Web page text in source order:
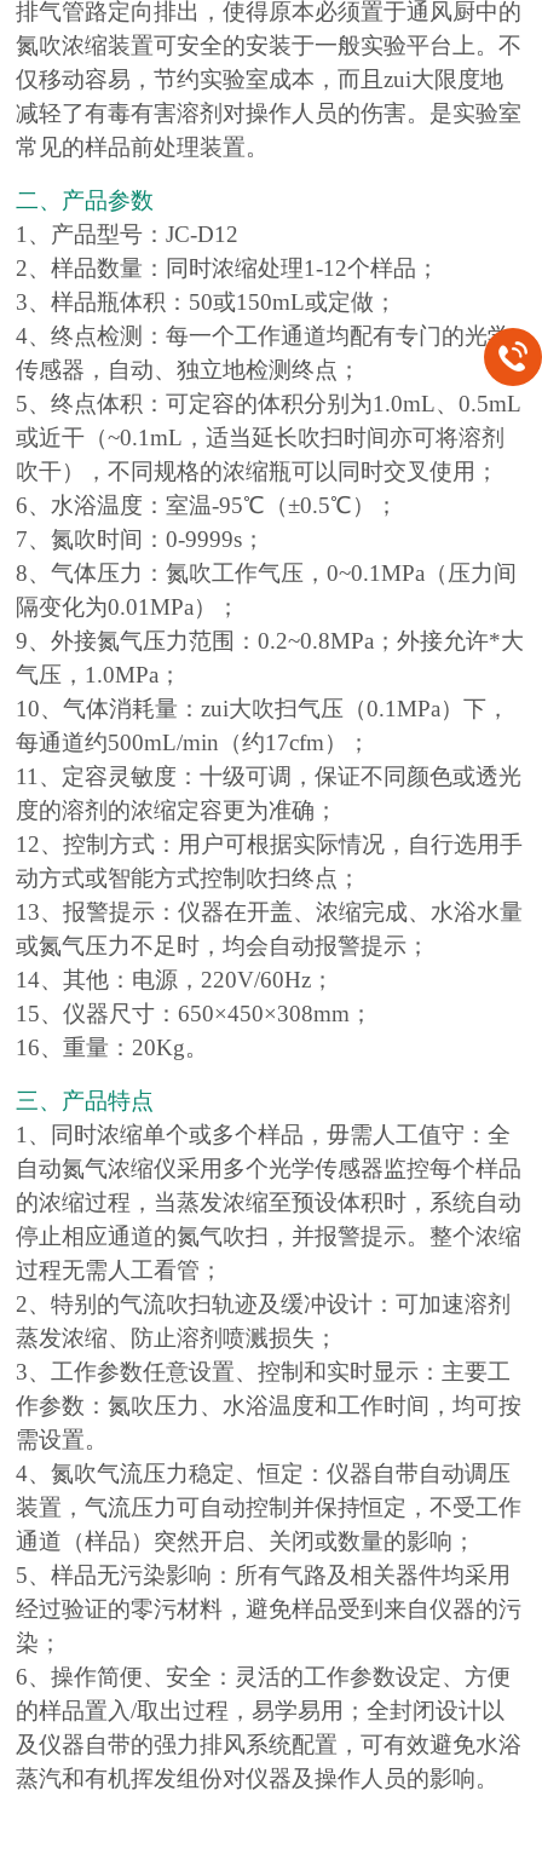
排气管路定向排出，使得原本必须置于通风厨中的
氮吹浓缩装置可安全的安装于一般实验平台上。不
仅移动容易，节约实验室成本，而且zui大限度地
减轻了有毒有害溶剂对操作人员的伤害。是实验室
常见的样品前处理装置。
二、产品参数
1、产品型号：JC-D12
2、样品数量：同时浓缩处理1-12个样品；
3、样品瓶体积：50或150mL或定做；
4、终点检测：每一个工作通道均配有专门的光学
传感器，自动、独立地检测终点；
5、终点体积：可定容的体积分别为1.0mL、0.5mL
或近干（~0.1mL，适当延长吹扫时间亦可将溶剂
吹干），不同规格的浓缩瓶可以同时交叉使用；
6、水浴温度：室温-95℃（±0.5℃）；
7、氮吹时间：0-9999s；
8、气体压力：氮吹工作气压，0~0.1MPa（压力间
隔变化为0.01MPa）；
9、外接氮气压力范围：0.2~0.8MPa；外接允许*大
气压，1.0MPa；
10、气体消耗量：zui大吹扫气压（0.1MPa）下，
每通道约500mL/min（约17cfm）；
11、定容灵敏度：十级可调，保证不同颜色或透光
度的溶剂的浓缩定容更为准确；
12、控制方式：用户可根据实际情况，自行选用手
动方式或智能方式控制吹扫终点；
13、报警提示：仪器在开盖、浓缩完成、水浴水量
或氮气压力不足时，均会自动报警提示；
14、其他：电源，220V/60Hz；
15、仪器尺寸：650×450×308mm；
16、重量：20Kg。
三、产品特点
1、同时浓缩单个或多个样品，毋需人工值守：全
自动氮气浓缩仪采用多个光学传感器监控每个样品
的浓缩过程，当蒸发浓缩至预设体积时，系统自动
停止相应通道的氮气吹扫，并报警提示。整个浓缩
过程无需人工看管；
2、特别的气流吹扫轨迹及缓冲设计：可加速溶剂
蒸发浓缩、防止溶剂喷溅损失；
3、工作参数任意设置、控制和实时显示：主要工
作参数：氮吹压力、水浴温度和工作时间，均可按
需设置。
4、氮吹气流压力稳定、恒定：仪器自带自动调压
装置，气流压力可自动控制并保持恒定，不受工作
通道（样品）突然开启、关闭或数量的影响；
5、样品无污染影响：所有气路及相关器件均采用
经过验证的零污材料，避免样品受到来自仪器的污
染；
6、操作简便、安全：灵活的工作参数设定、方便
的样品置入/取出过程，易学易用；全封闭设计以
及仪器自带的强力排风系统配置，可有效避免水浴
蒸汽和有机挥发组份对仪器及操作人员的影响。